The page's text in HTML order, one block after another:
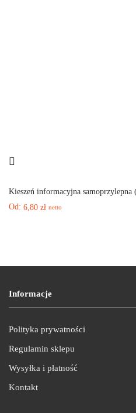
Kieszeń informacyjna samoprzylepna
Od: 6,80 zł netto
Informacje
Polityka prywatności
Regulamin sklepu
Wysyłka i płatność
Kontakt